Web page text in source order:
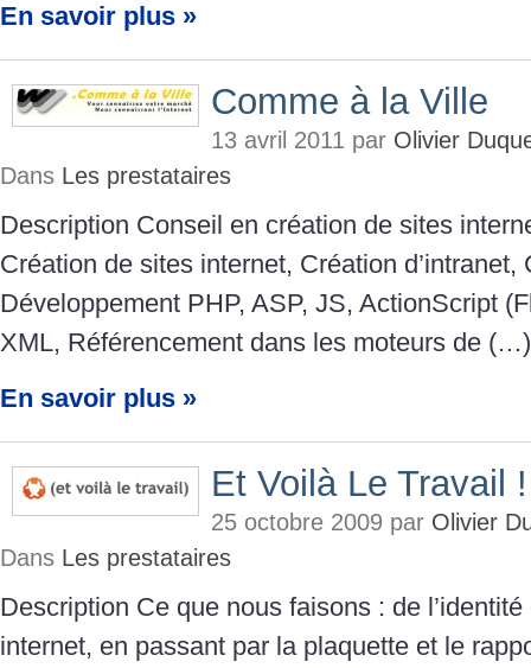
En savoir plus »
Comme à la Ville
13 avril 2011 par Olivier
Dans Les prestataires
Description Conseil en création de sites
Création de sites internet, Création d’intranet,
Développement PHP, ASP, JS, ActionScript
XML, Référencement dans les moteurs de (…)
En savoir plus »
Et Voilà Le Travail !
25 octobre 2009 par Olivier
Dans Les prestataires
Description Ce que nous faisons : de
internet, en passant par la plaquette et le